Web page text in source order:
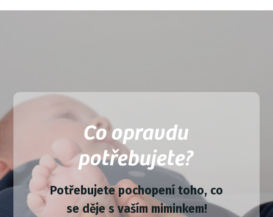
Co opravdu
potřebujete?
Potřebujete pochopení toho, co
se děje s vaším miminkem!